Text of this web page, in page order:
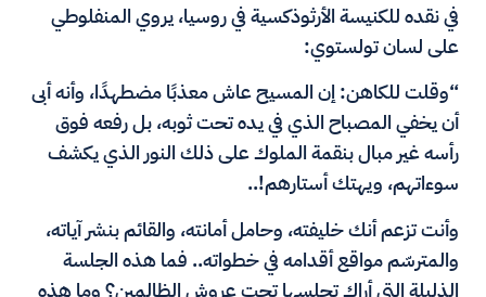
في نقده للكنيسة الأرثوذكسية في روسيا، يروي المنفلوطي
على لسان تولستوي:
“وقلت للكاهن: إن المسيح عاش معذبًا مضطهدًا، وأنه أبى
أن يخفي المصباح الذي في يده تحت ثوبه، بل رفعه فوق
رأسه غير مبال بنقمة الملوك على ذلك النور الذي يكشف
سوءاتهم، ويهتك أستارهم!..
وأنت تزعم أنك خليفته، وحامل أمانته، والقائم بنشر آياته،
والمترسّم مواقع أقدامه في خطواته.. فما هذه الجلسة
الذليلة التي أراك تجلسها تحت عروش الظالمين؟ وما هذه